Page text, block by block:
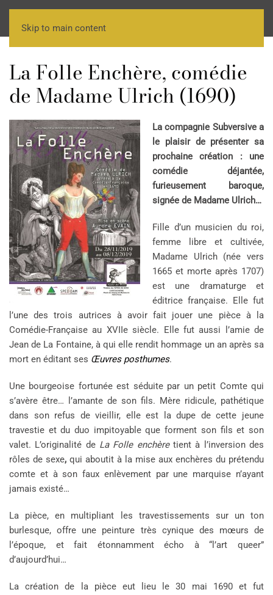
Skip to main content
La Folle Enchère, comédie
de Madame Ulrich (1690)
La compagnie Subversive a
le plaisir de présenter sa
prochaine création : une
comédie déjantée,
furieusement baroque,
signée de Madame Ulrich…
Fille d’un musicien du roi,
femme libre et cultivée,
Madame Ulrich (née vers
1665 et morte après 1707)
est une dramaturge et
éditrice française. Elle fut
l’une des trois autrices à avoir fait jouer une pièce à la
Comédie-Française au XVIIe siècle. Elle fut aussi l’amie de
Jean de La Fontaine, à qui elle rendit hommage un an après sa
mort en éditant ses Œuvres posthumes.
Une bourgeoise fortunée est séduite par un petit Comte qui
s’avère être… l’amante de son fils. Mère ridicule, pathétique
dans son refus de vieillir, elle est la dupe de cette jeune
travestie et du duo impitoyable que forment son fils et son
valet. L’originalité de La Folle enchèretient à l’inversion des
rôles de sexe, qui aboutit à la mise aux enchères du prétendu
comte et à son faux enlèvement par une marquise n’ayant
jamais existé…
La pièce, en multipliant les travestissements sur un ton
burlesque, offre une peinture très cynique des mœurs de
l’époque, et fait étonnamment écho à “l’art queer”
d’aujourd’hui…
La création de la pièce eut lieu le 30 mai 1690 et fut